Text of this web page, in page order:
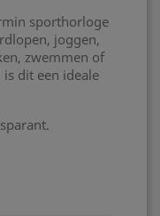
sporthorloge
joggen,
zwemmen of
dit een ideale